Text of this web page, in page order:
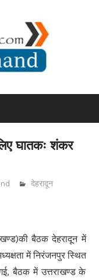
घातकः शंकर
देहरादून
बैठक देहरादून में
में निरंजनपुर स्थित
बैठक में उत्तराखण्ड के